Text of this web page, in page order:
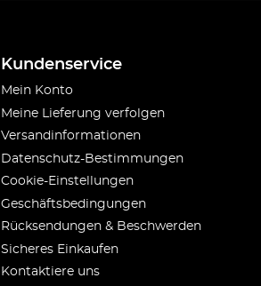
Kundenservice
Mein Konto
Meine Lieferung verfolgen
Versandinformationen
Datenschutz-Bestimmungen
Cookie-Einstellungen
Geschäftsbedingungen
Rücksendungen & Beschwerden
Sicheres Einkaufen
Kontaktiere uns